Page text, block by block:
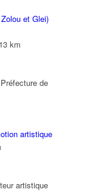
et Glei)
km
de
artistique
artistique